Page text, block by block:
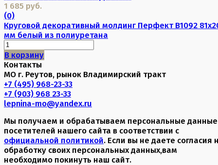
1 685 руб.
(0)
Круговой декоративный молдинг Перфект B1092
мм белый из полиуретана
В корзину
Контакты
МО г. Реутов, рынок Владимирский тракт
+7 (495) 968-23-33
+7 (903) 968 23-33
lepnina-mo@yandex.ru
Мы получаем и обрабатываем персональные данные
посетителей нашего сайта в соответствии с
официальной политикой. Если вы не даете согласия
обработку своих персональных данных,вам
необходимо покинуть наш сайт.